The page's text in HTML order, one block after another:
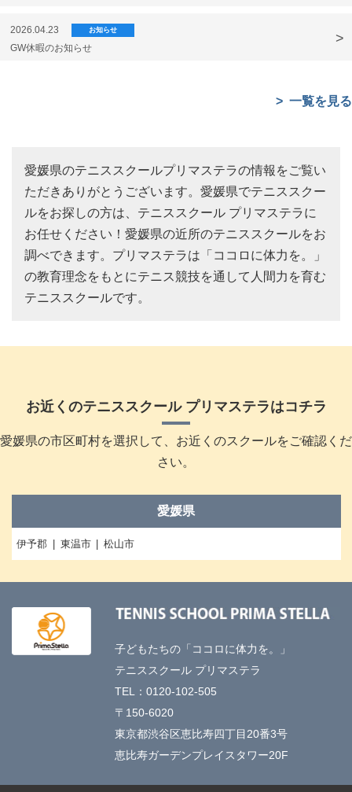
2026.04.23 お知らせ
GW休暇のお知らせ
一覧を見る
愛媛県のテニススクールプリマステラの情報をご覧い
ただきありがとうございます。愛媛県でテニススクー
ルをお探しの方は、テニススクール プリマステラに
お任せください！愛媛県の近所のテニススクールをお
調べできます。プリマステラは「ココロに体力を。」
の教育理念をもとにテニス競技を通して人間力を育む
テニススクールです。
お近くのテニススクール プリマステラはコチラ
愛媛県の市区町村を選択して、お近くのスクールをご確認くだ
さい。
愛媛県
伊予郡 東温市 松山市
子どもたちの「ココロに体力を。」
テニススクール プリマステラ
TEL：0120-102-505
〒150-6020
東京都渋谷区恵比寿四丁目20番3号
恵比寿ガーデンプレイスタワー20F